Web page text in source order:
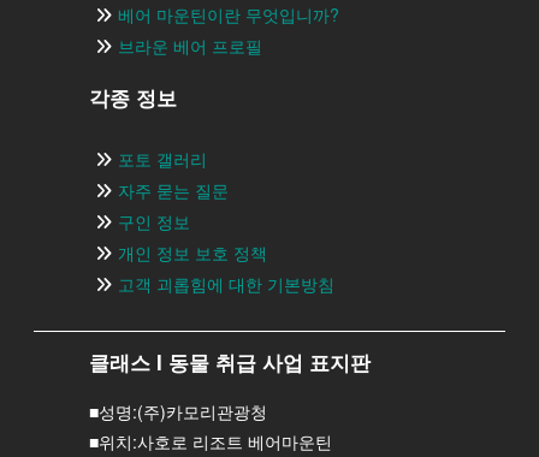
베어 마운틴이란 무엇입니까?
브라운 베어 프로필
각종 정보
포토 갤러리
자주 묻는 질문
구인 정보
개인 정보 보호 정책
고객 괴롭힘에 대한 기본방침
클래스 I 동물 취급 사업 표지판
■성명:(주)카모리관광청
■위치:사호로 리조트 베어마운틴